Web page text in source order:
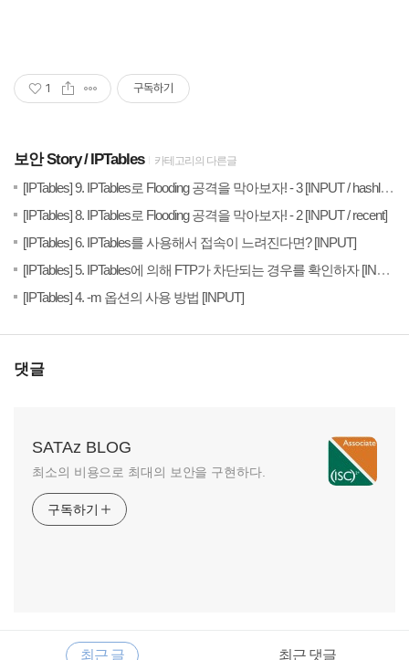
1 구독하기
보안 Story IPTables 카테고리의 다른글
[IPTables] 9. IPTables로 Flooding 공격을 막아보자! - 3 [INPUT / hashlimit]
[IPTables] 8. IPTables로 Flooding 공격을 막아보자! - 2 [INPUT / recent]
[IPTables] 6. IPTables를 사용해서 접속이 느려진다면? [INPUT]
[IPTables] 5. IPTables에 의해 FTP가 차단되는 경우를 확인하자 [INPUT]
[IPTables] 4. -m 옵션의 사용 방법 [INPUT]
댓글
SATAz BLOG
최소의 비용으로 최대의 보안을 구현하다.
구독하기
RECENTLY
최근 글 최근 댓글